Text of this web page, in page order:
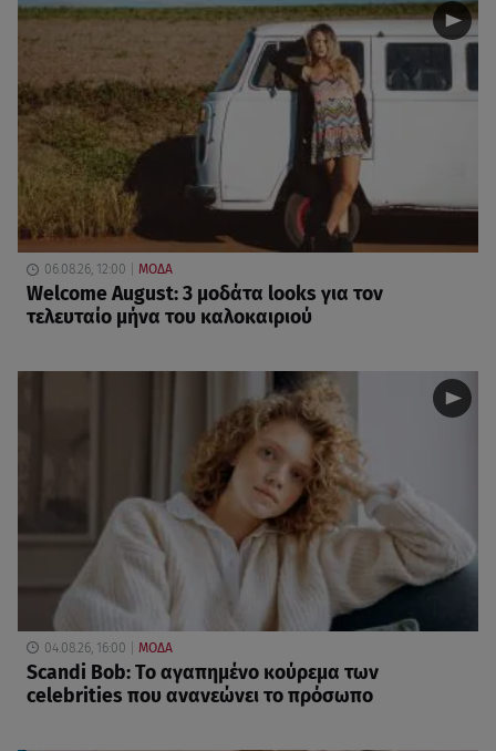
06.08.26, 12:00 ΜΟΔΑ
Welcome August: 3 μοδάτα looks για τον
τελευταίο μήνα του καλοκαιριού
04.08.26, 16:00 ΜΟΔΑ
Scandi Bob: Το αγαπημένο κούρεμα των
celebrities που ανανεώνει το πρόσωπο